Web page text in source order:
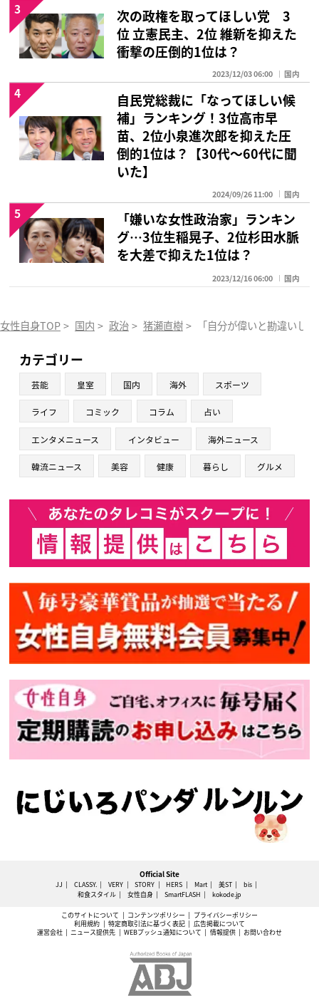
次の政権を取ってほしい党 3
位 立憲民主、2位 維新を抑えた
衝撃の圧倒的1位は？
2023/12/03 06:00 国内
3
自民党総裁に「なってほしい候
補」ランキング！3位高市早
苗、2位小泉進次郎を抑えた圧
倒的1位は？【30代〜60代に聞
いた】
2024/09/26 11:00 国内
4
「嫌いな女性政治家」ランキン
グ…3位生稲晃子、2位杉田水脈
を大差で抑えた1位は？
2023/12/16 06:00 国内
5
女性自身TOP > 国内 > 政治 > 猪瀬直樹 > 「自分が偉いと勘違い
カテゴリー
芸能 皇室 国内 海外 スポーツ
ライフ コミック コラム 占い
エンタメニュース インタビュー 海外ニュース
韓流ニュース 美容 健康 暮らし グルメ
Official Site
JJ CLASSY. VERY STORY HERS Mart 美ST
bis
和食スタイル
女性自身 SmartFLASH kokode.jp
このサイトについて コンテンツポリシー
プライバシーポリシー
利用規約
特定商取引法に基づく表記
広告掲載について
運営会社
ニュース提供先 WEBプッシュ通知について 情報提供 お問い合わせ